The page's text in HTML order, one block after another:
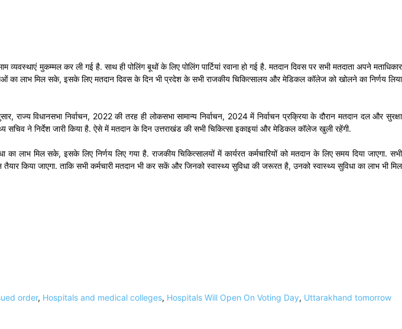
मुकम्मल कर ली गई है. साथ ही पोलिंग बूथों के लिए पोलिंग पार्टियां रवाना हो गई है. मतदान दिवस पर सभी मतदाता अपने मताधिकार
का लाभ मिल सके, इसके लिए मतदान दिवस के दिन भी प्रदेश के सभी राजकीय चिकित्सालय और मेडिकल कॉलेज को खोलने का निर्णय लिया
विधानसभा निर्वाचन, 2022 की तरह ही लोकसभा सामान्य निर्वाचन, 2024 में निर्वाचन प्रक्रिया के दौरान मतदान दल और सुरक्षा
सचिव ने निर्देश जारी किया है. ऐसे में मतदान के दिन उत्तराखंड की सभी चिकित्सा इकाइयां और मेडिकल कॉलेज खुली रहेंगी.
लाभ मिल सके, इसके लिए निर्णय लिए गया है. राजकीय चिकित्सालयों में कार्यरत कर्मचारियों को मतदान के लिए समय दिया जाएगा. सभी
किया जाएगा. ताकि सभी कर्मचारी मतदान भी कर सकें और जिनको स्वास्थ्य सुविधा की जरूरत है, उनको स्वास्थ्य सुविधा का लाभ भी मिल
order, Hospitals and medical colleges, Hospitals Will Open On Voting Day, Uttarakhand tomorrow